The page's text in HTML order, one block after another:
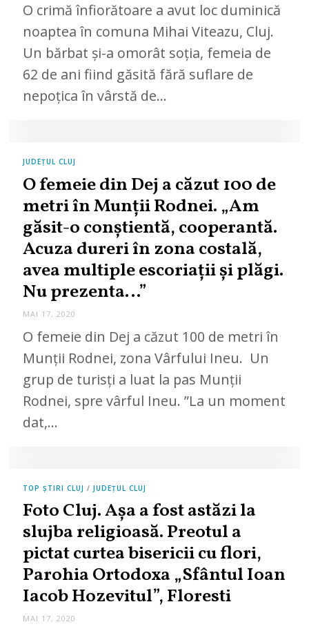
O crimă înfiorătoare a avut loc duminică
noaptea în comuna Mihai Viteazu, Cluj.
Un bărbat și-a omorât soția, femeia de
62 de ani fiind găsită fără suflare de
nepoțica în vârstă de…
JUDEȚUL CLUJ
O femeie din Dej a căzut 100 de
metri în Munții Rodnei. „Am
găsit-o conștientă, cooperantă.
Acuza dureri în zona costală,
avea multiple escoriații și plăgi.
Nu prezenta…”
MAI 17, 2020
I
1
7
,
2
0
2
0
O femeie din Dej a căzut 100 de metri în
Munții Rodnei, zona Vârfului Ineu. Un
grup de turisți a luat la pas Munții
Rodnei, spre vârful Ineu. ”La un moment
dat,…
TOP ȘTIRI CLUJ / JUDEȚUL CLUJ
Foto Cluj. Așa a fost astăzi la
slujba religioasă. Preotul a
pictat curtea bisericii cu flori,
Parohia Ortodoxa „Sfântul Ioan
Iacob Hozevitul”, Floresti
MAI 17, 2020